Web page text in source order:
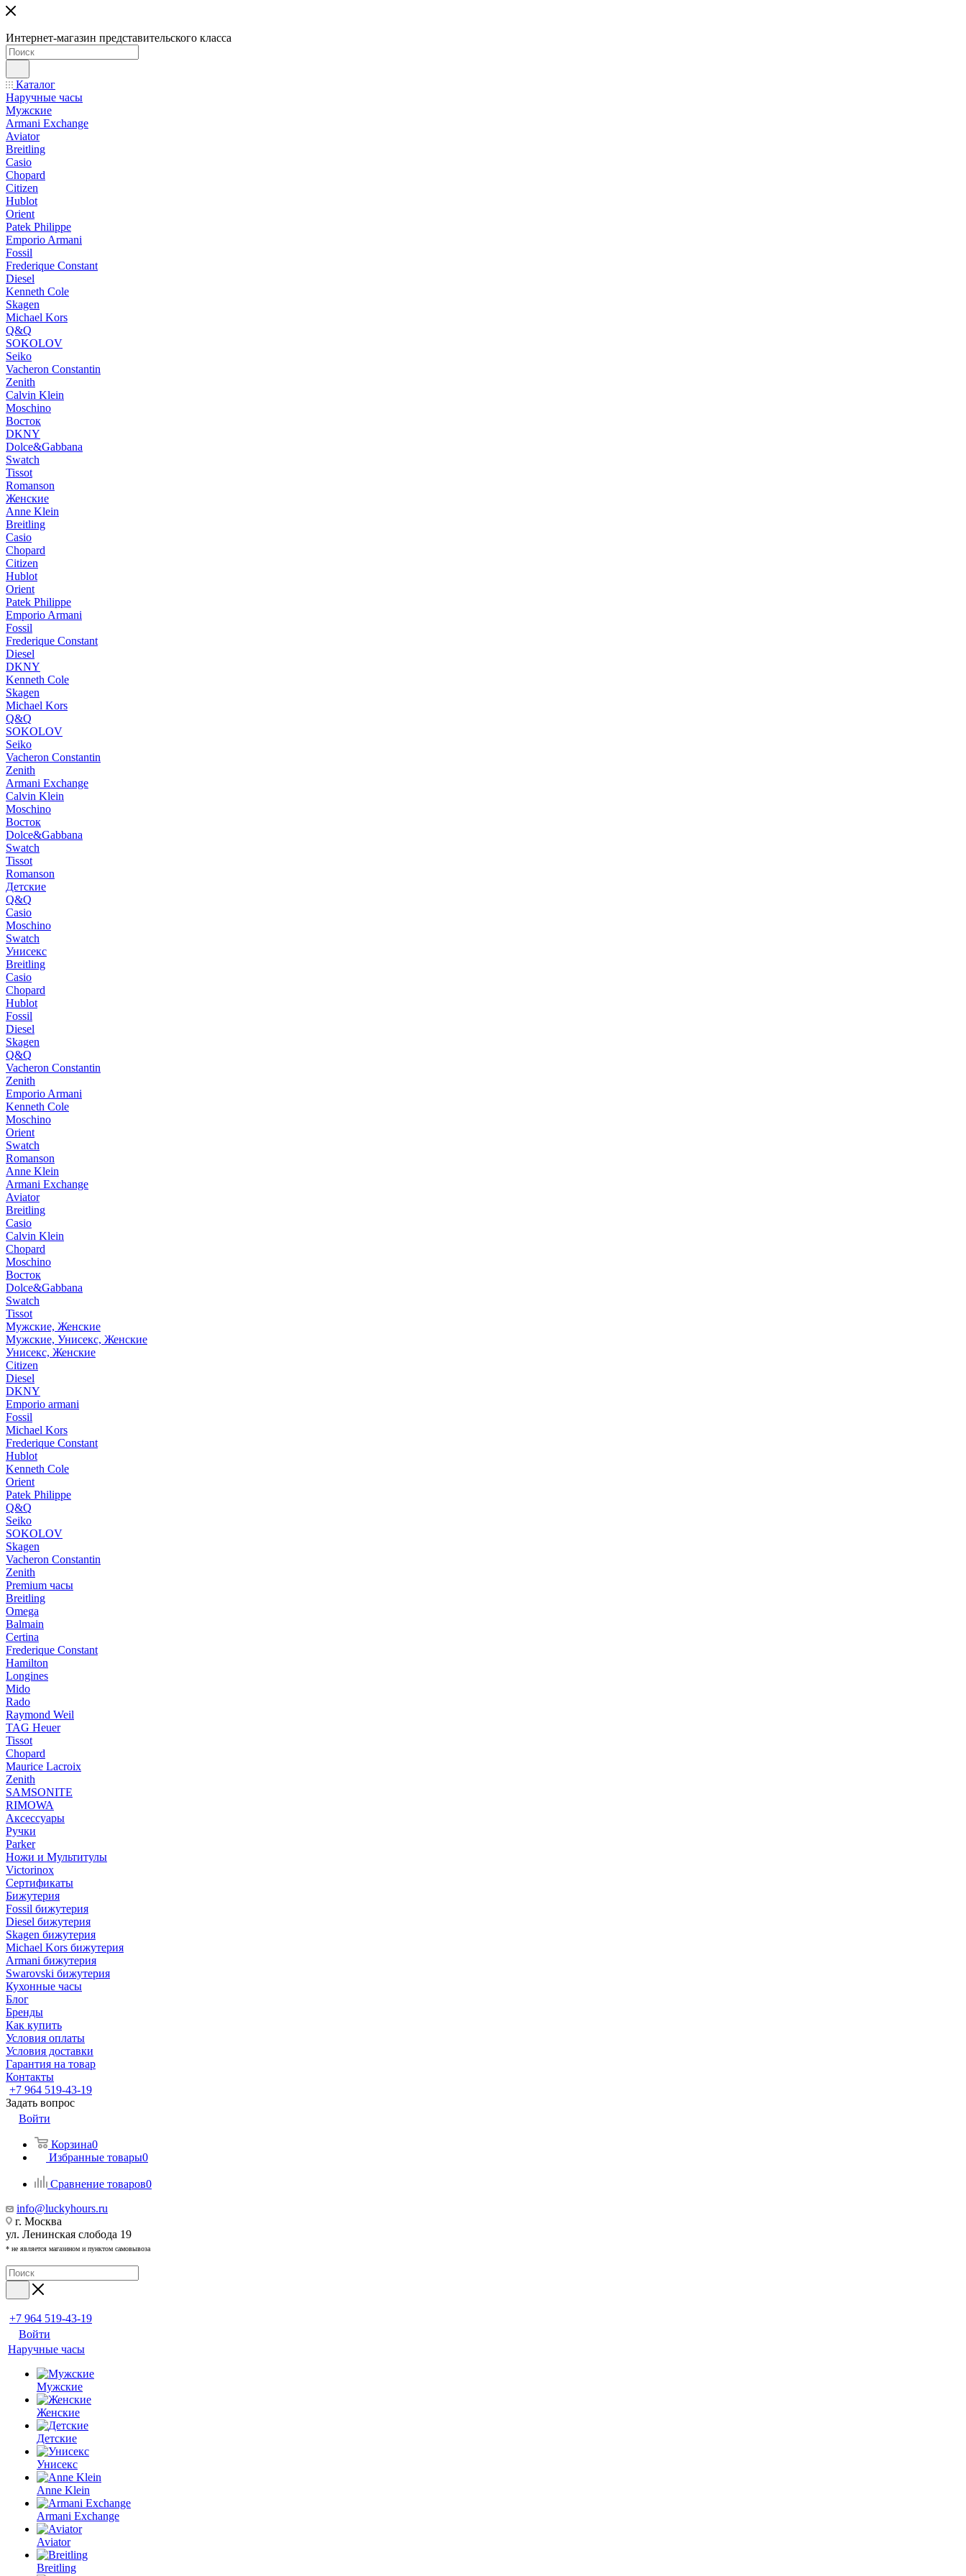
Интернет-магазин представительского класса
Каталог
Наручные часы
Мужские
Armani Exchange
Aviator
Breitling
Casio
Chopard
Citizen
Hublot
Orient
Patek Philippe
Emporio Armani
Fossil
Frederique Constant
Diesel
Kenneth Cole
Skagen
Michael Kors
Q&Q
SOKOLOV
Seiko
Vacheron Constantin
Zenith
Calvin Klein
Moschino
Восток
DKNY
Dolce&Gabbana
Swatch
Tissot
Romanson
Женские
Anne Klein
Breitling
Casio
Chopard
Citizen
Hublot
Orient
Patek Philippe
Emporio Armani
Fossil
Frederique Constant
Diesel
DKNY
Kenneth Cole
Skagen
Michael Kors
Q&Q
SOKOLOV
Seiko
Vacheron Constantin
Zenith
Armani Exchange
Calvin Klein
Moschino
Восток
Dolce&Gabbana
Swatch
Tissot
Romanson
Детские
Q&Q
Casio
Moschino
Swatch
Унисекс
Breitling
Casio
Chopard
Hublot
Fossil
Diesel
Skagen
Q&Q
Vacheron Constantin
Zenith
Emporio Armani
Kenneth Cole
Moschino
Orient
Swatch
Romanson
Anne Klein
Armani Exchange
Aviator
Breitling
Casio
Calvin Klein
Chopard
Moschino
Восток
Dolce&Gabbana
Swatch
Tissot
Мужские, Женские
Мужские, Унисекс, Женские
Унисекс, Женские
Citizen
Diesel
DKNY
Emporio armani
Fossil
Michael Kors
Frederique Constant
Hublot
Kenneth Cole
Orient
Patek Philippe
Q&Q
Seiko
SOKOLOV
Skagen
Vacheron Constantin
Zenith
Premium часы
Breitling
Omega
Balmain
Certina
Frederique Constant
Hamilton
Longines
Mido
Rado
Raymond Weil
TAG Heuer
Tissot
Chopard
Maurice Lacroix
Zenith
SAMSONITE
RIMOWA
Аксессуары
Ручки
Parker
Ножи и Мультитулы
Victorinox
Сертификаты
Бижутерия
Fossil бижутерия
Diesel бижутерия
Skagen бижутерия
Michael Kors бижутерия
Armani бижутерия
Swarovski бижутерия
Кухонные часы
Блог
Бренды
Как купить
Условия оплаты
Условия доставки
Гарантия на товар
Контакты
+7 964 519-43-19
Задать вопрос
Войти
Корзина0
Избранные товары0
Сравнение товаров0
info@luckyhours.ru
г. Москва
ул. Ленинская слобода 19
* не является магазином и пунктом самовывоза
+7 964 519-43-19
Войти
Наручные часы
Мужские
Женские
Детские
Унисекс
Anne Klein
Armani Exchange
Aviator
Breitling